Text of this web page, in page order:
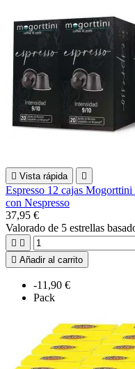
 Vista rápida 
Espresso 12 cajas
con Nespresso
37,95 €
Valorado de 5 estrellas
 
 Añadir al carrito
-11,90 €
Pack